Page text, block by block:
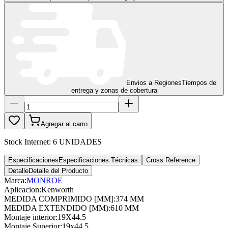
Envios a RegionesTiempos de
entrega y zonas de cobertura
Agregar al carro
Stock Internet: 6 UNIDADES
Especificaciones Especificaciones Técnicas
Cross Reference
DetalleDetalle del Producto
Marca:MONROE
Aplicacion:Kenworth
MEDIDA COMPRIMIDO [MM]:374 MM
MEDIDA EXTENDIDO [MM):610 MM
Montaje interior:19X44.5
Montaje Superior:19x44.5